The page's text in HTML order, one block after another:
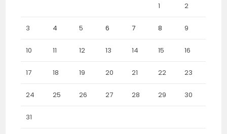
1 2
3 4 5 6 7 8 9
10 11 12 13 14 15 16
17 18 19 20 21 22 23
24 25 26 27 28 29 30
31